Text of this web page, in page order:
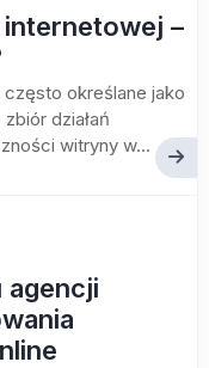
–
określane jako
działań
witryny w...
agencji